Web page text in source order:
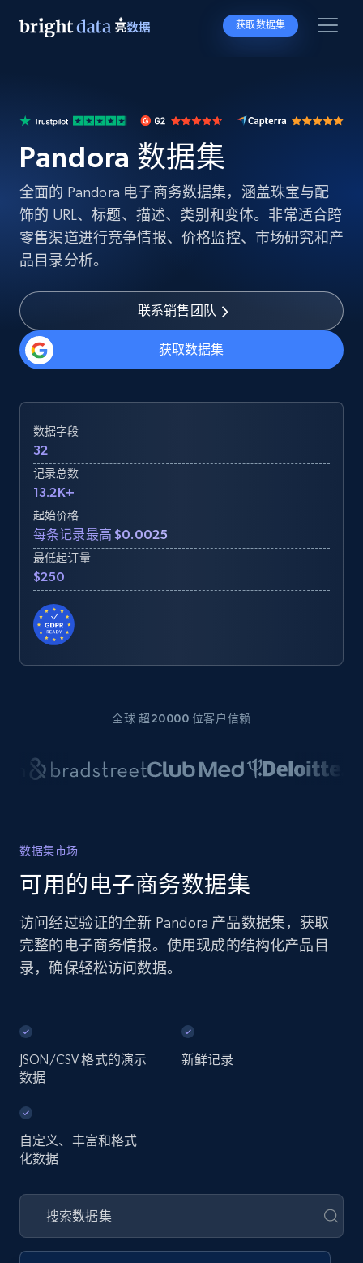
获取数据集
Pandora 数据集
全面的 Pandora 电子商务数据集，涵盖珠宝与配
饰的 URL、标题、描述、类别和变体。非常适合跨
零售渠道进行竞争情报、价格监控、市场研究和产
品目录分析。
联系销售团队
获取数据集
数据字段
32
记录总数
13.2K+
起始价格
每条记录最高 $0.0025
最低起订量
$250
全球 超20000 位客户信赖
数据集市场
可用的电子商务数据集
访问经过验证的全新 Pandora 产品数据集，获取
完整的电子商务情报。使用现成的结构化产品目
录，确保轻松访问数据。
JSON/CSV 格式的演示
数据
新鲜记录
自定义、丰富和格式
化数据